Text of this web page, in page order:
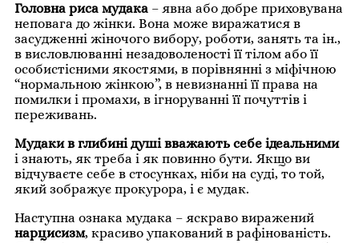
Головна риса мудака – явна або добре приховувана
неповага до жінки. Вона може виражатися в
засудженні жіночого вибору, роботи, занять та ін.,
в висловлюванні незадоволеності її тілом або її
особистісними якостями, в порівнянні з міфічною
“нормальною жінкою”, в невизнанні її права на
помилки і промахи, в ігноруванні її почуттів і
переживань.
Мудаки в глибині душі вважають себе ідеальними
і знають, як треба і як повинно бути. Якщо ви
відчуваєте себе в стосунках, ніби на суді, то той,
який зображує прокурора, і є мудак.
Наступна ознака мудака – яскраво виражений
нарцисизм, красиво упакований в рафінованість.